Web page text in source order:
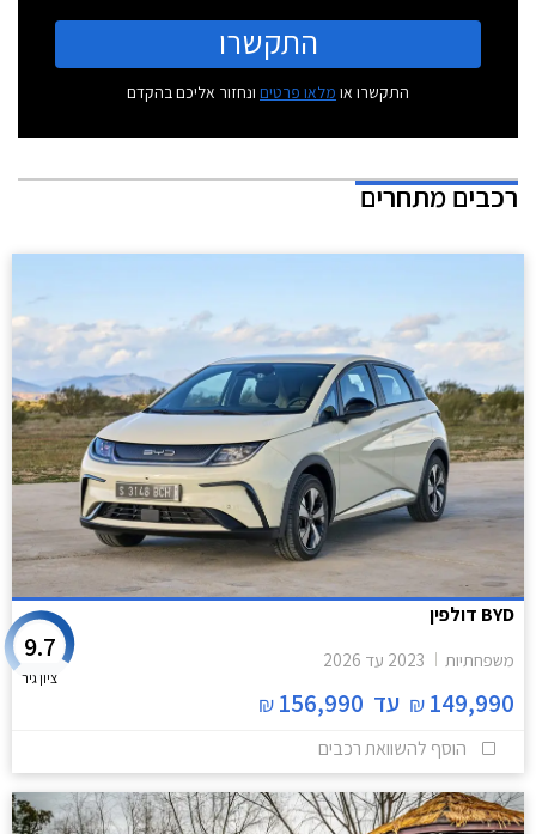
התקשרו
התקשרו או מלאו פרטים ונחזור אליכם בהקדם
רכבים מתחרים
BYD דולפין
משפחתיות 2023 עד 2026
149,990
₪ עד 156,990
₪
9.7
ציון גיר
הוסף להשוואת רכבים